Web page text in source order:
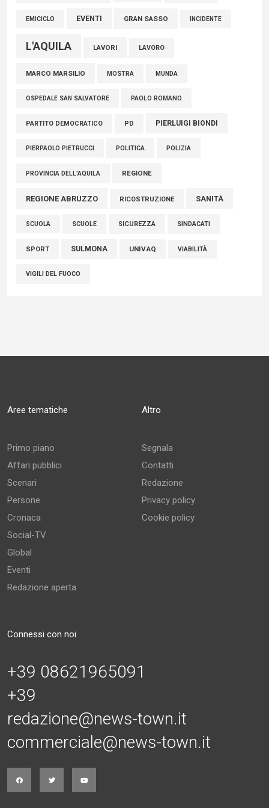
EMICICLO EVENTI GRAN SASSO INCIDENTE
L'AQUILA LAVORI LAVORO
MARCO MARSILIO MOSTRA MUNDA
OSPEDALE SAN SALVATORE PAOLO ROMANO
PARTITO DEMOCRATICO PD PIERLUIGI BIONDI
PIERPAOLO PIETRUCCI POLITICA POLIZIA
PROVINCIA DELL'AQUILA REGIONE
REGIONE ABRUZZO RICOSTRUZIONE SANITÀ
SCUOLA SCUOLE SICUREZZA SINDACATI
SPORT SULMONA UNIVAQ VIABILITÀ
VIGILI DEL FUOCO
Aree tematiche
Primo piano
Affari pubblici
Scenari
Persone
Cronaca
Social-TV
Global
Eventi
Redazione aperta
Altro
Segnala
Contatti
Redazione
Privacy policy
Cookie policy
Connessi con noi
+39 08621965091
+39
redazione@news-town.it
commerciale@news-town.it